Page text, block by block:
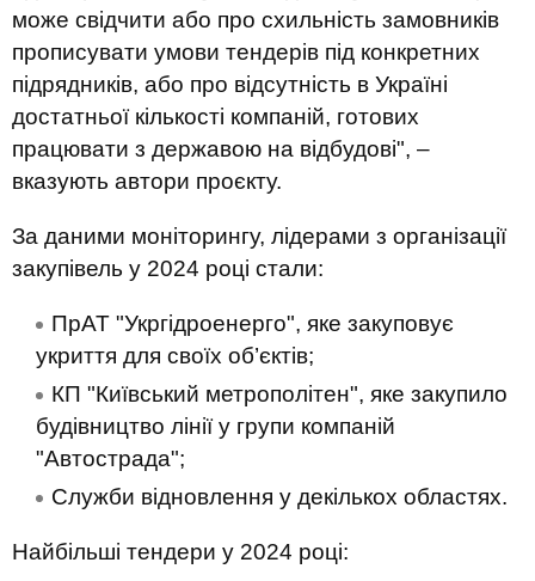
може свідчити або про схильність замовників
прописувати умови тендерів під конкретних
підрядників, або про відсутність в Україні
достатньої кількості компаній, готових
працювати з державою на відбудові", –
вказують автори проєкту.
За даними моніторингу, лідерами з організації
закупівель у 2024 році стали:
ПрАТ "Укргідроенерго", яке закуповує
укриття для своїх об’єктів;
КП "Київський метрополітен", яке закупило
будівництво лінії у групи компаній
"Автострада";
Служби відновлення у декількох областях.
Найбільші тендери у 2024 році: